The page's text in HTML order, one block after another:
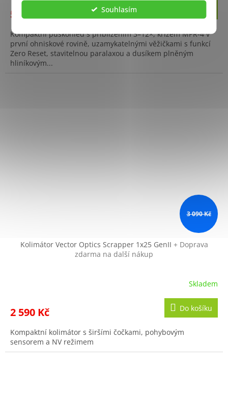
Souhlasím
5 490 Kč
Kompaktní puškohled s přiblížením 3–12×, křížem MPR-4 v
první ohniskové rovině, uzamykatelnými věžičkami s funkcí
Zero Reset, stavitelnou paralaxou a dusíkem plněným
hliníkovým...
3 090 Kč
Kolimátor Vector Optics Scrapper 1x25 GenII + Doprava
zdarma na další nákup
Skladem
2 590 Kč Do košíku
Kompaktní kolimátor s širšími čočkami, pohybovým
sensorem a NV režimem